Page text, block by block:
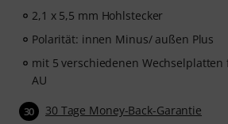
2,1 x 5,5 mm Hohlstecker
Polarität: innen Minus/ außen Plus
mit 5 verschiedenen Wechselplatten
AU
30 30 Tage Money-Back-Garantie